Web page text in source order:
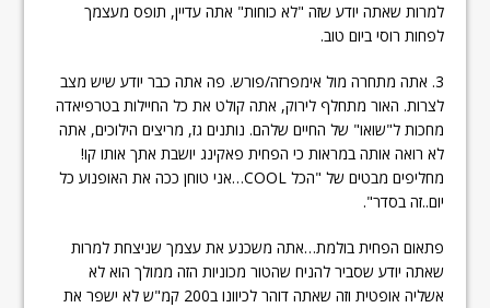
למרות שאתה יודע שזה "לא כוחות" אתה עדיין, תופס מעצמך
לפחות רוסי ביום טוב.
3. אתה מתחרה מול אימפרזה/פורש. פה אתה כבר יודע שיש מצב
לצרות. האור מתחלף לירוק, אתה קולט את כל החיילות בטרפיאדה
מחכות ל"שואו" של החיים שלהם. נותנים גז, מריצים הילוכים, אתה
לא רואה אותה במראות כי הפחית פאקינג יושבת אתך אותו קו!
מחליפים מבטים של "הכל COOL…אני טוחן ככה את האופנוע כל
יום..זה בסדר".
פתאום הפחית בולמת…אתה משכנע את עצמך שניצחת למרות
שאתה יודע שסביר להניח שהטור מכוניות הזה ממולך הוא לא
אשליה אופטית וזה שאתה דוהר לכיוונו ב200 קמ"ש לא ישפר את